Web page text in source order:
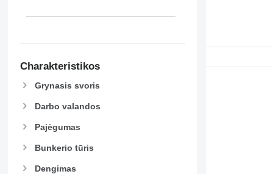
Charakteristikos
Grynasis svoris
Darbo valandos
Pajėgumas
Bunkerio tūris
Dengimas